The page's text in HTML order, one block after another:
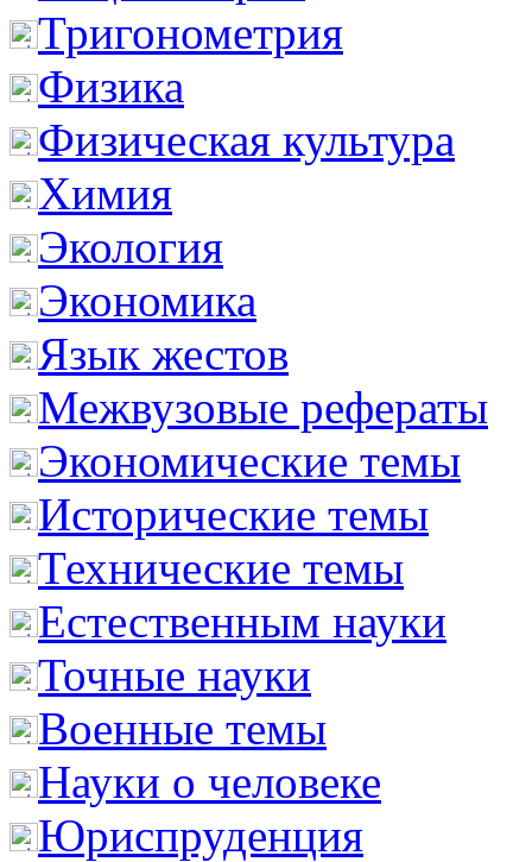
Тригонометрия
Физика
Физическая культура
Химия
Экология
Экономика
Язык жестов
Межвузовые рефераты
Экономические темы
Исторические темы
Технические темы
Естественным науки
Точные науки
Военные темы
Науки о человеке
Юриспруденция